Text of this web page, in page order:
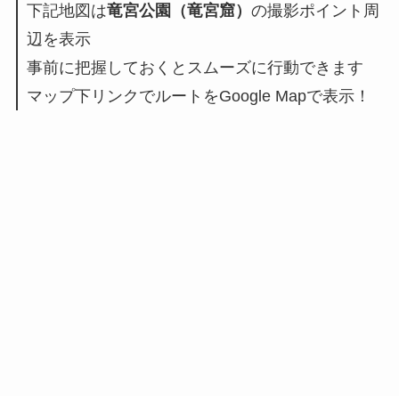
下記地図は竜宮公園（竜宮窟） の撮影ポイント周
辺を表示
事前に把握しておくとスムーズに行動できます
マップ下リンクでルートをGoogle Mapで表示！